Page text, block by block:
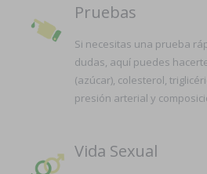
Pruebas
Si necesitas una prueba
dudas, aquí puedes
(azúcar), colesterol,
presión arterial y
Vida Sexual